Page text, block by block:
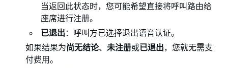
当返回此状态时，您可能希望直接将呼叫路由给
座席进行注册。
已退出 ：呼叫方已选择退出语音认证。
如果结果为尚无结论、 未注册或已退出，您就无需支
付费用。